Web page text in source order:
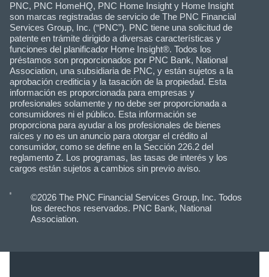
PNC, PNC HomeHQ, PNC Home Insight y Home Insight
son marcas registradas de servicio de The PNC Financial
Services Group, Inc. (“PNC”). PNC tiene una solicitud de
patente en trámite dirigido a diversas características y
funciones del planificador Home Insight®. Todos los
préstamos son proporcionados por PNC Bank, National
Association, una subsidiaria de PNC, y están sujetos a la
aprobación crediticia y la tasación de la propiedad. Esta
información es proporcionada para empresas y
profesionales solamente y no debe ser proporcionada a
consumidores ni el público. Esta información se
proporciona para ayudar a los profesionales de bienes
raíces y no es un anuncio para otorgar el crédito al
consumidor, como se define en la Sección 226.2 del
reglamento Z. Los programas, las tasas de interés y los
cargos están sujetos a cambios sin previo aviso.
©2026 The PNC Financial Services Group, Inc. Todos
los derechos reservados. PNC Bank, National
Association.